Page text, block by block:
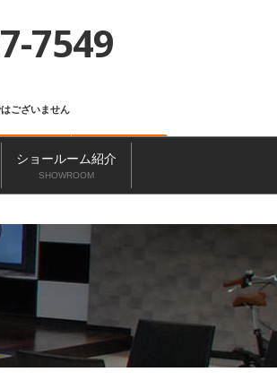
7549
ございません
無料見積もり 来店予約
ショールーム紹介
SHOWROOM